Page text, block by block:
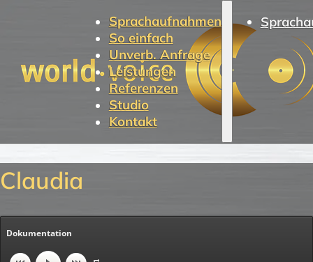
Sprachaufnahmen
So einfach
Unverb. Anfrage
Leistungen
Referenzen
Studio
Kontakt
Claudia
Dokumentation